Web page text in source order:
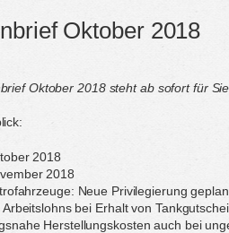
Oktober 2018
Oktober 2018 steht ab sofort für
2018
2018
Neue Privilegierung
bei Erhalt von
Herstellungskosten auch bei